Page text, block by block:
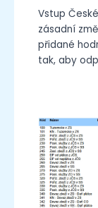
Vstup
zásadní
přidané
tak, aby